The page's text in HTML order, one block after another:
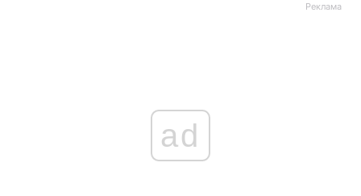
Реклама
ad